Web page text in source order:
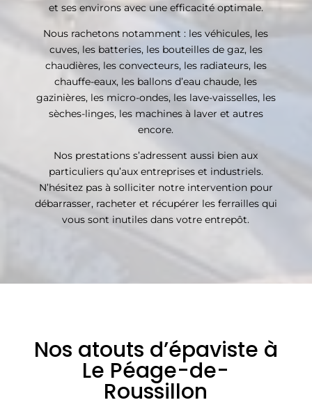
et ses environs avec une efficacité optimale.
Nous rachetons notamment : les véhicules, les
cuves, les batteries, les bouteilles de gaz, les
chaudières, les convecteurs, les radiateurs, les
chauffe-eaux, les ballons d’eau chaude, les
gazinières, les micro-ondes, les lave-vaisselles, les
sèches-linges, les machines à laver et autres
encore.
Nos prestations s’adressent aussi bien aux
particuliers qu’aux entreprises et industriels.
N’hésitez pas à solliciter notre intervention pour
débarrasser, racheter et récupérer les ferrailles qui
vous sont inutiles dans votre entrepôt.
Nos atouts d’épaviste à
Le Péage-de-
Roussillon